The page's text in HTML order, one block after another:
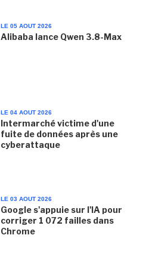
LE 05 AOUT 2026
Alibaba lance Qwen 3.8-Max
LE 04 AOUT 2026
Intermarché victime d'une
fuite de données après une
cyberattaque
LE 03 AOUT 2026
Google s'appuie sur l'IA pour
corriger 1 072 failles dans
Chrome